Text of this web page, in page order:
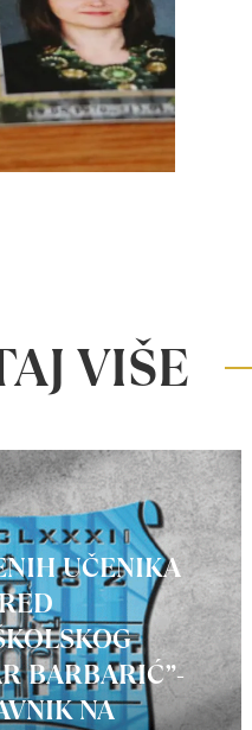
VIŠE
UČENIKA
BARBARIĆ”-
NA